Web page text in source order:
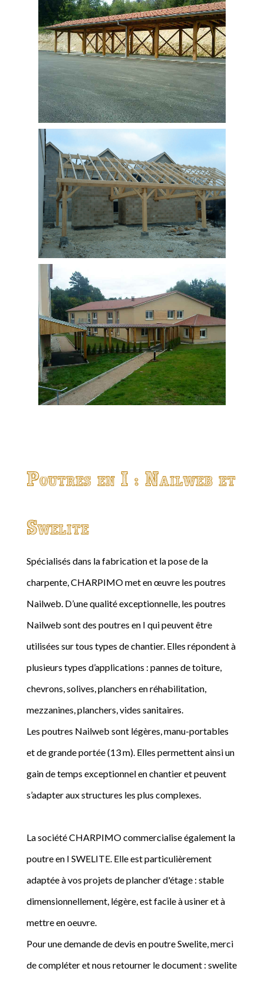
Poutres en I : Nailweb et
Swelite
Spécialisés dans la fabrication et la pose de la
charpente, CHARPIMO met en œuvre les poutres
Nailweb. D’une qualité exceptionnelle, les poutres
Nailweb sont des poutres en I qui peuvent être
utilisées sur tous types de chantier. Elles répondent à
plusieurs types d’applications : pannes de toiture,
chevrons, solives, planchers en réhabilitation,
mezzanines, planchers, vides sanitaires.
Les poutres Nailweb sont légères, manu-portables
et de grande portée (13 m). Elles permettent ainsi un
gain de temps exceptionnel en chantier et peuvent
s’adapter aux structures les plus complexes.
La société CHARPIMO commercialise également la
poutre en I SWELITE. Elle est particulièrement
adaptée à vos projets de plancher d'étage : stable
dimensionnellement, légère, est facile à usiner et à
mettre en oeuvre.
Pour une demande de devis en poutre Swelite, merci
de compléter et nous retourner le document : swelite